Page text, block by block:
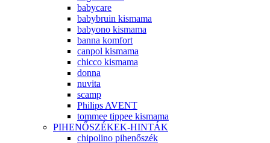
babycare
babybruin kismama
babyono kismama
banna komfort
canpol kismama
chicco kismama
donna
nuvita
scamp
Philips AVENT
tommee tippee kismama
PIHENŐSZÉKEK-HINTÁK
chipolino pihenőszék